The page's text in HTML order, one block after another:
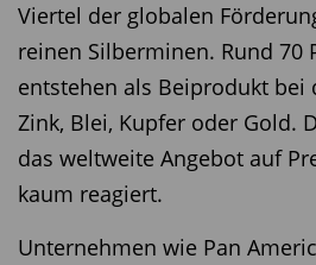
Viertel der globalen
reinen Silberminen. Rund 70
entstehen als Beiprodukt bei
Zink, Blei, Kupfer oder Gold.
das weltweite Angebot auf
kaum reagiert.
Unternehmen wie Pan